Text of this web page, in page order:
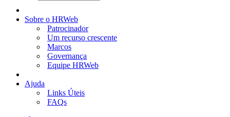
Sobre o HRWeb
Patrocinador
Um recurso crescente
Marcos
Governança
Equipe HRWeb
Ajuda
Links Úteis
FAQs